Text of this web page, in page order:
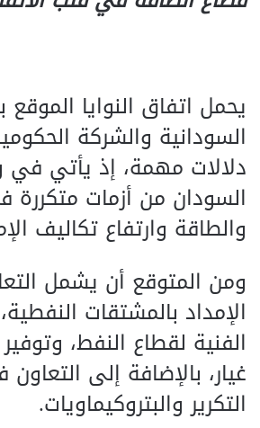
يحمل اتفاق النوايا الموقع
السودانية والشركة
دلالات مهمة، إذ يأتي
السودان من أزمات متكررة
والطاقة وارتفاع تكاليف
ومن المتوقع أن يشمل
الإمداد بالمشتقات
الفنية لقطاع النفط،
غيار، بالإضافة إلى
التكرير والبتروكيماويات.